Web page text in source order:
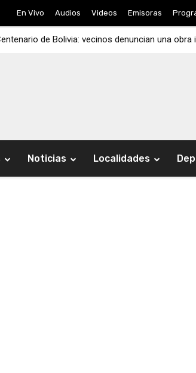
En Vivo Audios Videos Emisoras
de Bolivia: vecinos denuncian una
Noticias Localidades